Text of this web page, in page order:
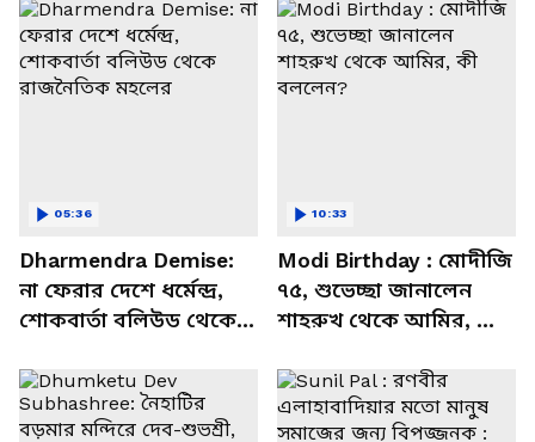
Dharmendra Demise:
না ফেরার দেশে ধর্মেন্দ্র,
শোকবার্তা বলিউড থেকে
05:36
Modi Birthday : মোদীজি
৭৫, শুভেচ্ছা জানালেন
শাহরুখ থেকে আমির, কী
10:33